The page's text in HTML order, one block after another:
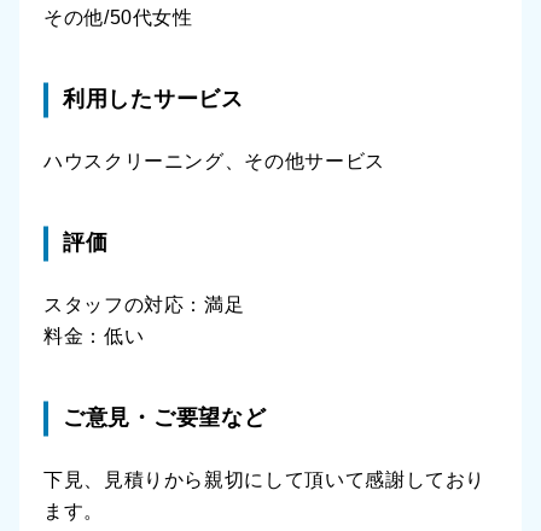
その他/50代女性
利用したサービス
ハウスクリーニング、その他サービス
評価
スタッフの対応：満足
料金：低い
ご意見・ご要望など
下見、見積りから親切にして頂いて感謝しており
ます。